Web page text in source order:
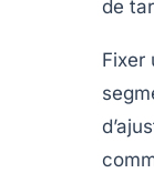
de
Fixer